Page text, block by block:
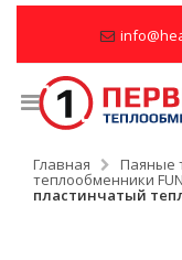
Главная Паяные
теплообменники
пластинчатый